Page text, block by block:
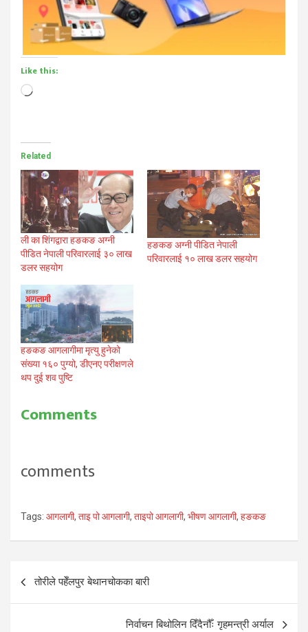
Like this:
Loading…
Related
ली का शिंगद्वारा हङकङ अग्नी
पीडित नेपाली परिवारलाई ३० लाख
डलर सहयोग
हङकङ अग्नी पीडित नेपाली
परिवारलाई १० लाख डलर सहयोग
हङकङ आगलागीमा मृत्यु हुनेको
संख्या १६० पुग्यो, डीएनए परीक्षणले
थप दुई शव पुष्टि
Comments
comments
Tags: आगलागी, ताइ पो आगलागी, ताइपो आगलागी, भीषण आगलागी, हङकङ
Post
navigation
तोरीले पहेँलपुर बेथानचोकका बारी
निर्वाचन बिथोलिन दिँदैनौँः गृहमन्त्री अर्याल